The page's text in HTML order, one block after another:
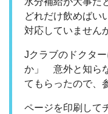
どれだけ飲めばい
対応していません
Jクラブのドクタ
か」 意外と知ら
てもらったので、
ページを印刷して